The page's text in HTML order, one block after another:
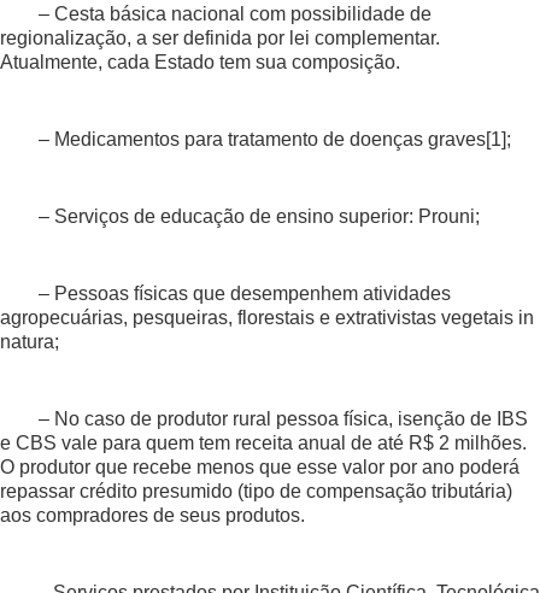
– Cesta básica nacional com possibilidade de
regionalização, a ser definida por lei complementar.
Atualmente, cada Estado tem sua composição.
– Medicamentos para tratamento de doenças graves[1];
– Serviços de educação de ensino superior: Prouni;
– Pessoas físicas que desempenhem atividades
agropecuárias, pesqueiras, florestais e extrativistas vegetais in
natura;
– No caso de produtor rural pessoa física, isenção de IBS
e CBS vale para quem tem receita anual de até R$ 2 milhões.
O produtor que recebe menos que esse valor por ano poderá
repassar crédito presumido (tipo de compensação tributária)
aos compradores de seus produtos.